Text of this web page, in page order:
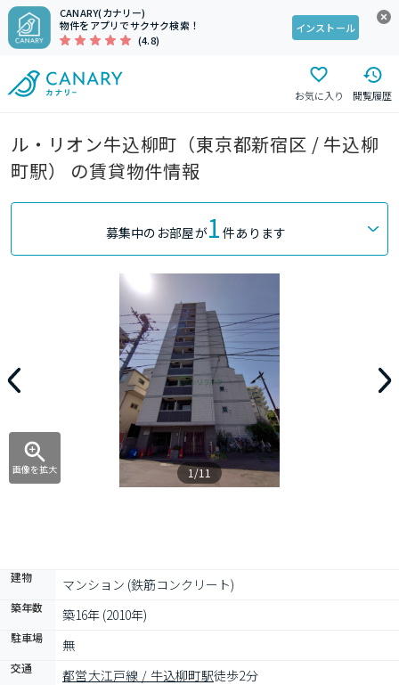
CANARY(カナリー)
物件をアプリでサクサク検索！
(4.8)
インストール
お気に入り 閲覧履歴
ル・リオン牛込柳町（東京都新宿区 / 牛込柳
町駅） の賃貸物件情報
募集中のお部屋が1 件あります
画像を拡大 1/11
建物 マンション (鉄筋コンクリート)
築年数 築16年 (2010年)
駐車場 無
交通 都営大江戸線 / 牛込柳町駅徒歩2分